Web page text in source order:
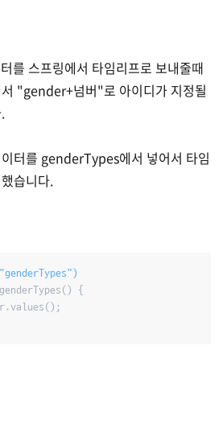
를 스프링에서 타임리프로 보내줄때
"gender+넘버"로 아이디가 지정될
터를 genderTypes에서 넣어서 타임
습니다.
{